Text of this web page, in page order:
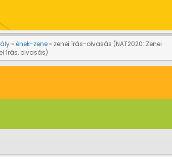
ének-zene
zenei írás-olvasás (NAT2020: Zenei
írás, olvasás)